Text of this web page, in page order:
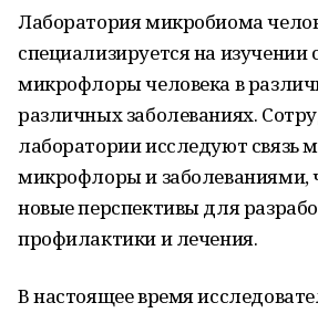
Лаборатория микробиома
специализируется на изучении
микрофлоры человека в
различных заболеваниях.
лаборатории исследуют связь
микрофлоры и заболеваниями,
новые перспективы для
профилактики и лечения.
В настоящее время